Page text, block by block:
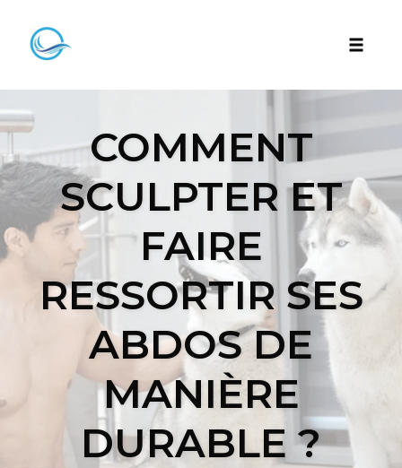
content
COMMENT
SCULPTER ET
FAIRE
RESSORTIR SES
ABDOS DE
MANIÈRE
DURABLE ?